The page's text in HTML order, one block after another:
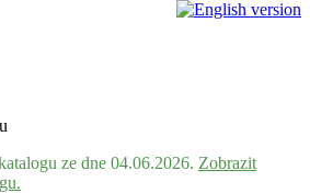
ze dne 04.06.2026. Zobrazit